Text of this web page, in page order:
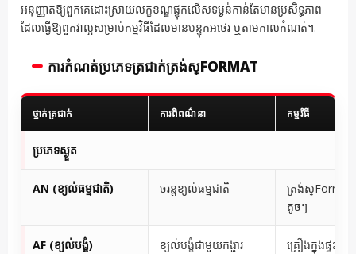
អនុញ្ញាតឱ្យពួកគេដោះស្រាយលក្ខខណ្ឌផ្ទុកលើសទម្ងន់កាន់តែមានប្រសិទ្ធភាព
ដែលធ្វើឱ្យពួកវាល្អសម្រាប់កម្មវិធីដែលមានបន្ទុកអថេរ ឬតាមកាលកំណត់។.
ការកំណត់ប្រភេទត្រជាក់ត្រង់ស្FORMAT
ថ្នាក់ត្រជាក់ ការពិពណ៌នា កម្មវិធី
ប្រភេទស្ងួត
AN (ខ្យល់ធម្មជាតិ) ចរន្តខ្យល់ធម្មជាតិ
ត្រង់ស្Format ក្
តូចៗ
AF (ខ្យល់បង្ខំ) ខ្យល់បង្ខំជាមួយកង្ហារ
គ្រឿងក្នុងផ្ទះថ